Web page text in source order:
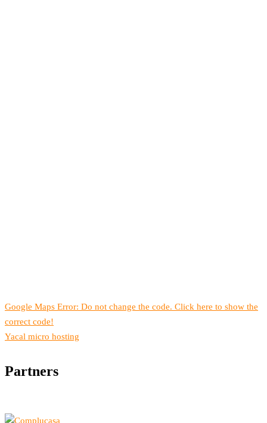
Google Maps Error: Do not change the code. Click here to show the
correct code!
Yacal micro hosting
Partners